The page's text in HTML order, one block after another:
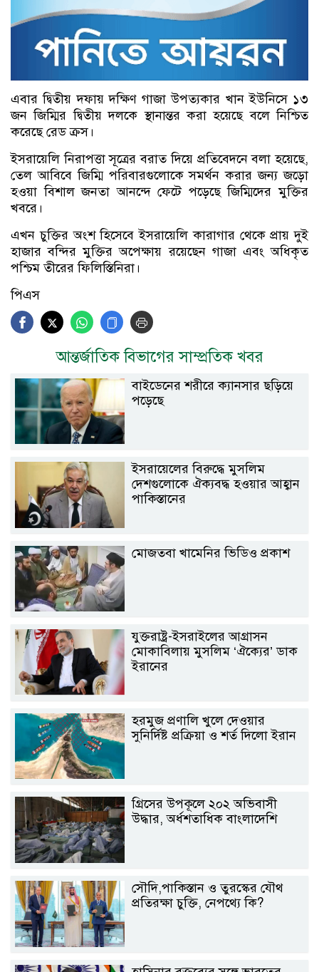
এবার দ্বিতীয় দফায় দক্ষিণ গাজা উপত্যকার খান ইউনিসে ১৩
জন জিম্মির দ্বিতীয় দলকে স্থানান্তর করা হয়েছে বলে নিশ্চিত
করেছে রেড ক্রস।
ইসরায়েলি নিরাপত্তা সূত্রের বরাত দিয়ে প্রতিবেদনে বলা হয়েছে,
তেল আবিবে জিম্মি পরিবারগুলোকে সমর্থন করার জন্য জড়ো
হওয়া বিশাল জনতা আনন্দে ফেটে পড়েছে জিম্মিদের মুক্তির
খবরে।
এখন চুক্তির অংশ হিসেবে ইসরায়েলি কারাগার থেকে প্রায় দুই
হাজার বন্দির মুক্তির অপেক্ষায় রয়েছেন গাজা এবং অধিকৃত
পশ্চিম তীরের ফিলিস্তিনিরা।
পিএস
আন্তর্জাতিক বিভাগের সাম্প্রতিক খবর
বাইডেনের শরীরে ক্যানসার ছড়িয়ে
পড়েছে
ইসরায়েলের বিরুদ্ধে মুসলিম
দেশগুলোকে ঐক্যবদ্ধ হওয়ার আহ্বান
পাকিস্তানের
মোজতবা খামেনির ভিডিও প্রকাশ
যুক্তরাষ্ট্র-ইসরাইলের আগ্রাসন
মোকাবিলায় মুসলিম ‘ঐক্যের’ ডাক
ইরানের
হরমুজ প্রণালি খুলে দেওয়ার
সুনির্দিষ্ট প্রক্রিয়া ও শর্ত দিলো ইরান
গ্রিসের উপকূলে ২০২ অভিবাসী
উদ্ধার, অর্ধশতাধিক বাংলাদেশি
সৌদি,পাকিস্তান ও তুরস্কের যৌথ
প্রতিরক্ষা চুক্তি, নেপথ্যে কি?